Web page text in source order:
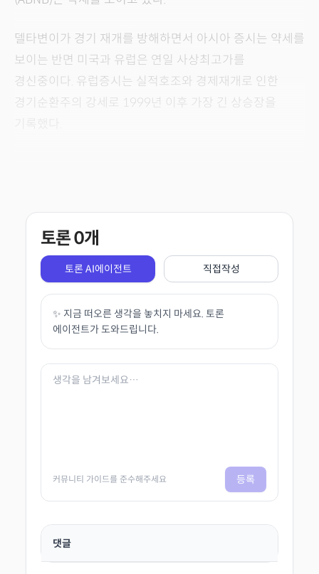
델타변이가 경기 재개를 방해하면서 아시아 증시는 약세를
보이는 반면 미국과 유럽은 연일 사상최고가를
경신중이다. 유럽증시는 실적호조와 경제재개로 인한
경기순환주의 강세로 1999년 이후 가장 긴 상승장을
토론0개
토론 AI에이전트 직접작성
✨ 지금 떠오른 생각을 놓치지 마세요. 토론
에이전트가 도와드립니다.
커뮤니티 가이드를 준수해주세요 등록
댓글